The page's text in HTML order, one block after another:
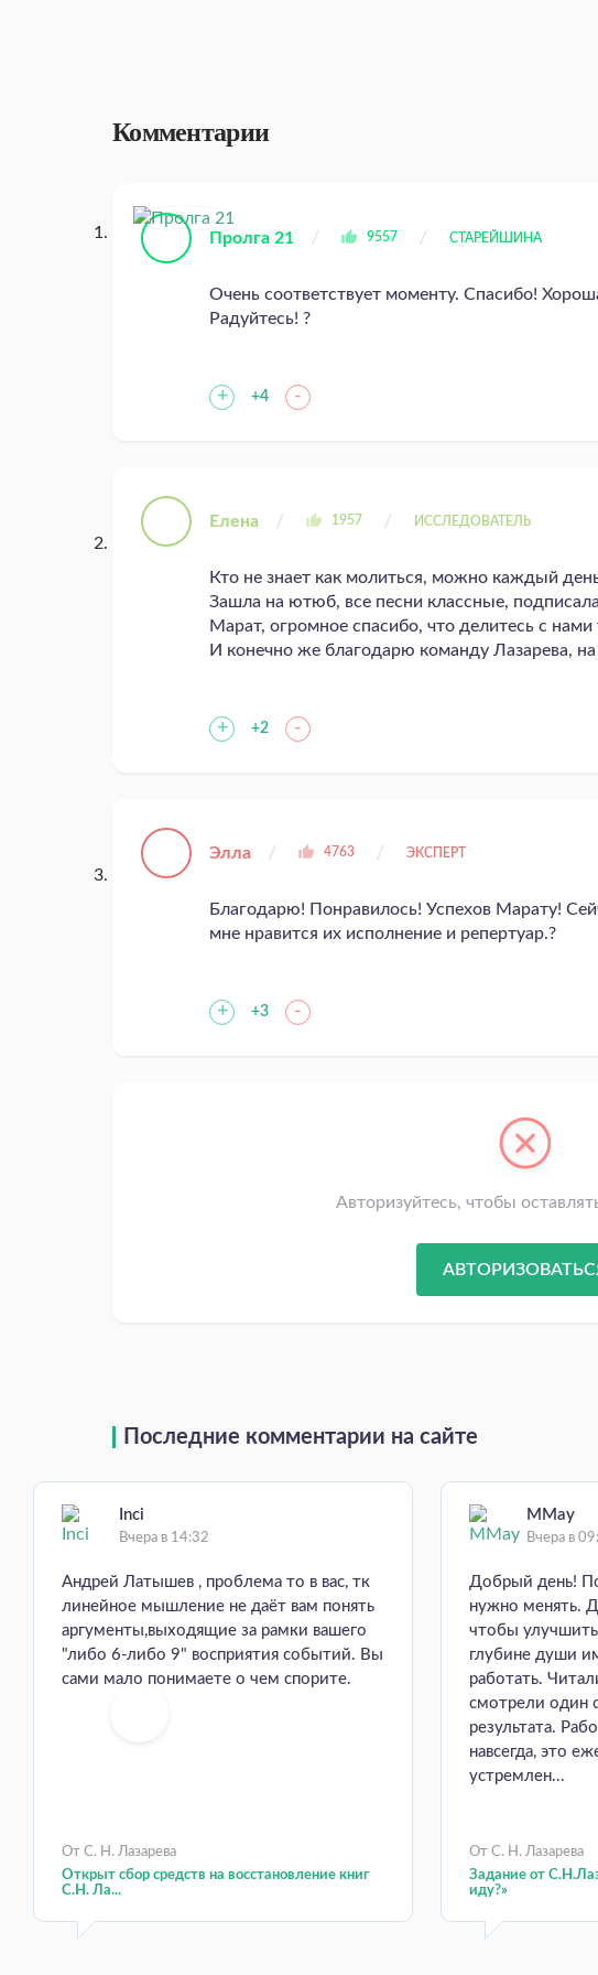
Комментарии
Пролга 21 9557 СТАРЕЙШИНА
Очень соответствует моменту. Спасибо!
Радуйтесь! ?
+ +4 -
Елена 1957 ИССЛЕДОВАТЕЛЬ
Кто не знает как молиться, можно каждый
Зашла на ютюб, все песни классные,
Марат, огромное спасибо, что делитесь с
И конечно же благодарю команду Лазарева, на
+ +2 -
Элла 4763 ЭКСПЕРТ
Благодарю! Понравилось! Успехов Марату!
мне нравится их исполнение и репертуар.?
+ +3 -
Авторизуйтесь, чтобы
Последние комментарии на сайте
Inci
Вчера в 14:32
Андрей Латышев , проблема то в вас, тк
линейное мышление не даёт вам понять
аргументы,выходящие за рамки вашего
"либо 6-либо 9" восприятия событий. Вы
сами мало понимаете о чем спорите.
От С. Н. Лазарева
Открыт сбор средств на восстановление книг
С.Н. Ла...
MMay
Вчера в
Добрый день!
нужно менять.
чтобы
глубине души
работать.
смотрели один
результата.
навсегда, это
устремлен...
От С. Н. Лазарева
Задание от
иду?»